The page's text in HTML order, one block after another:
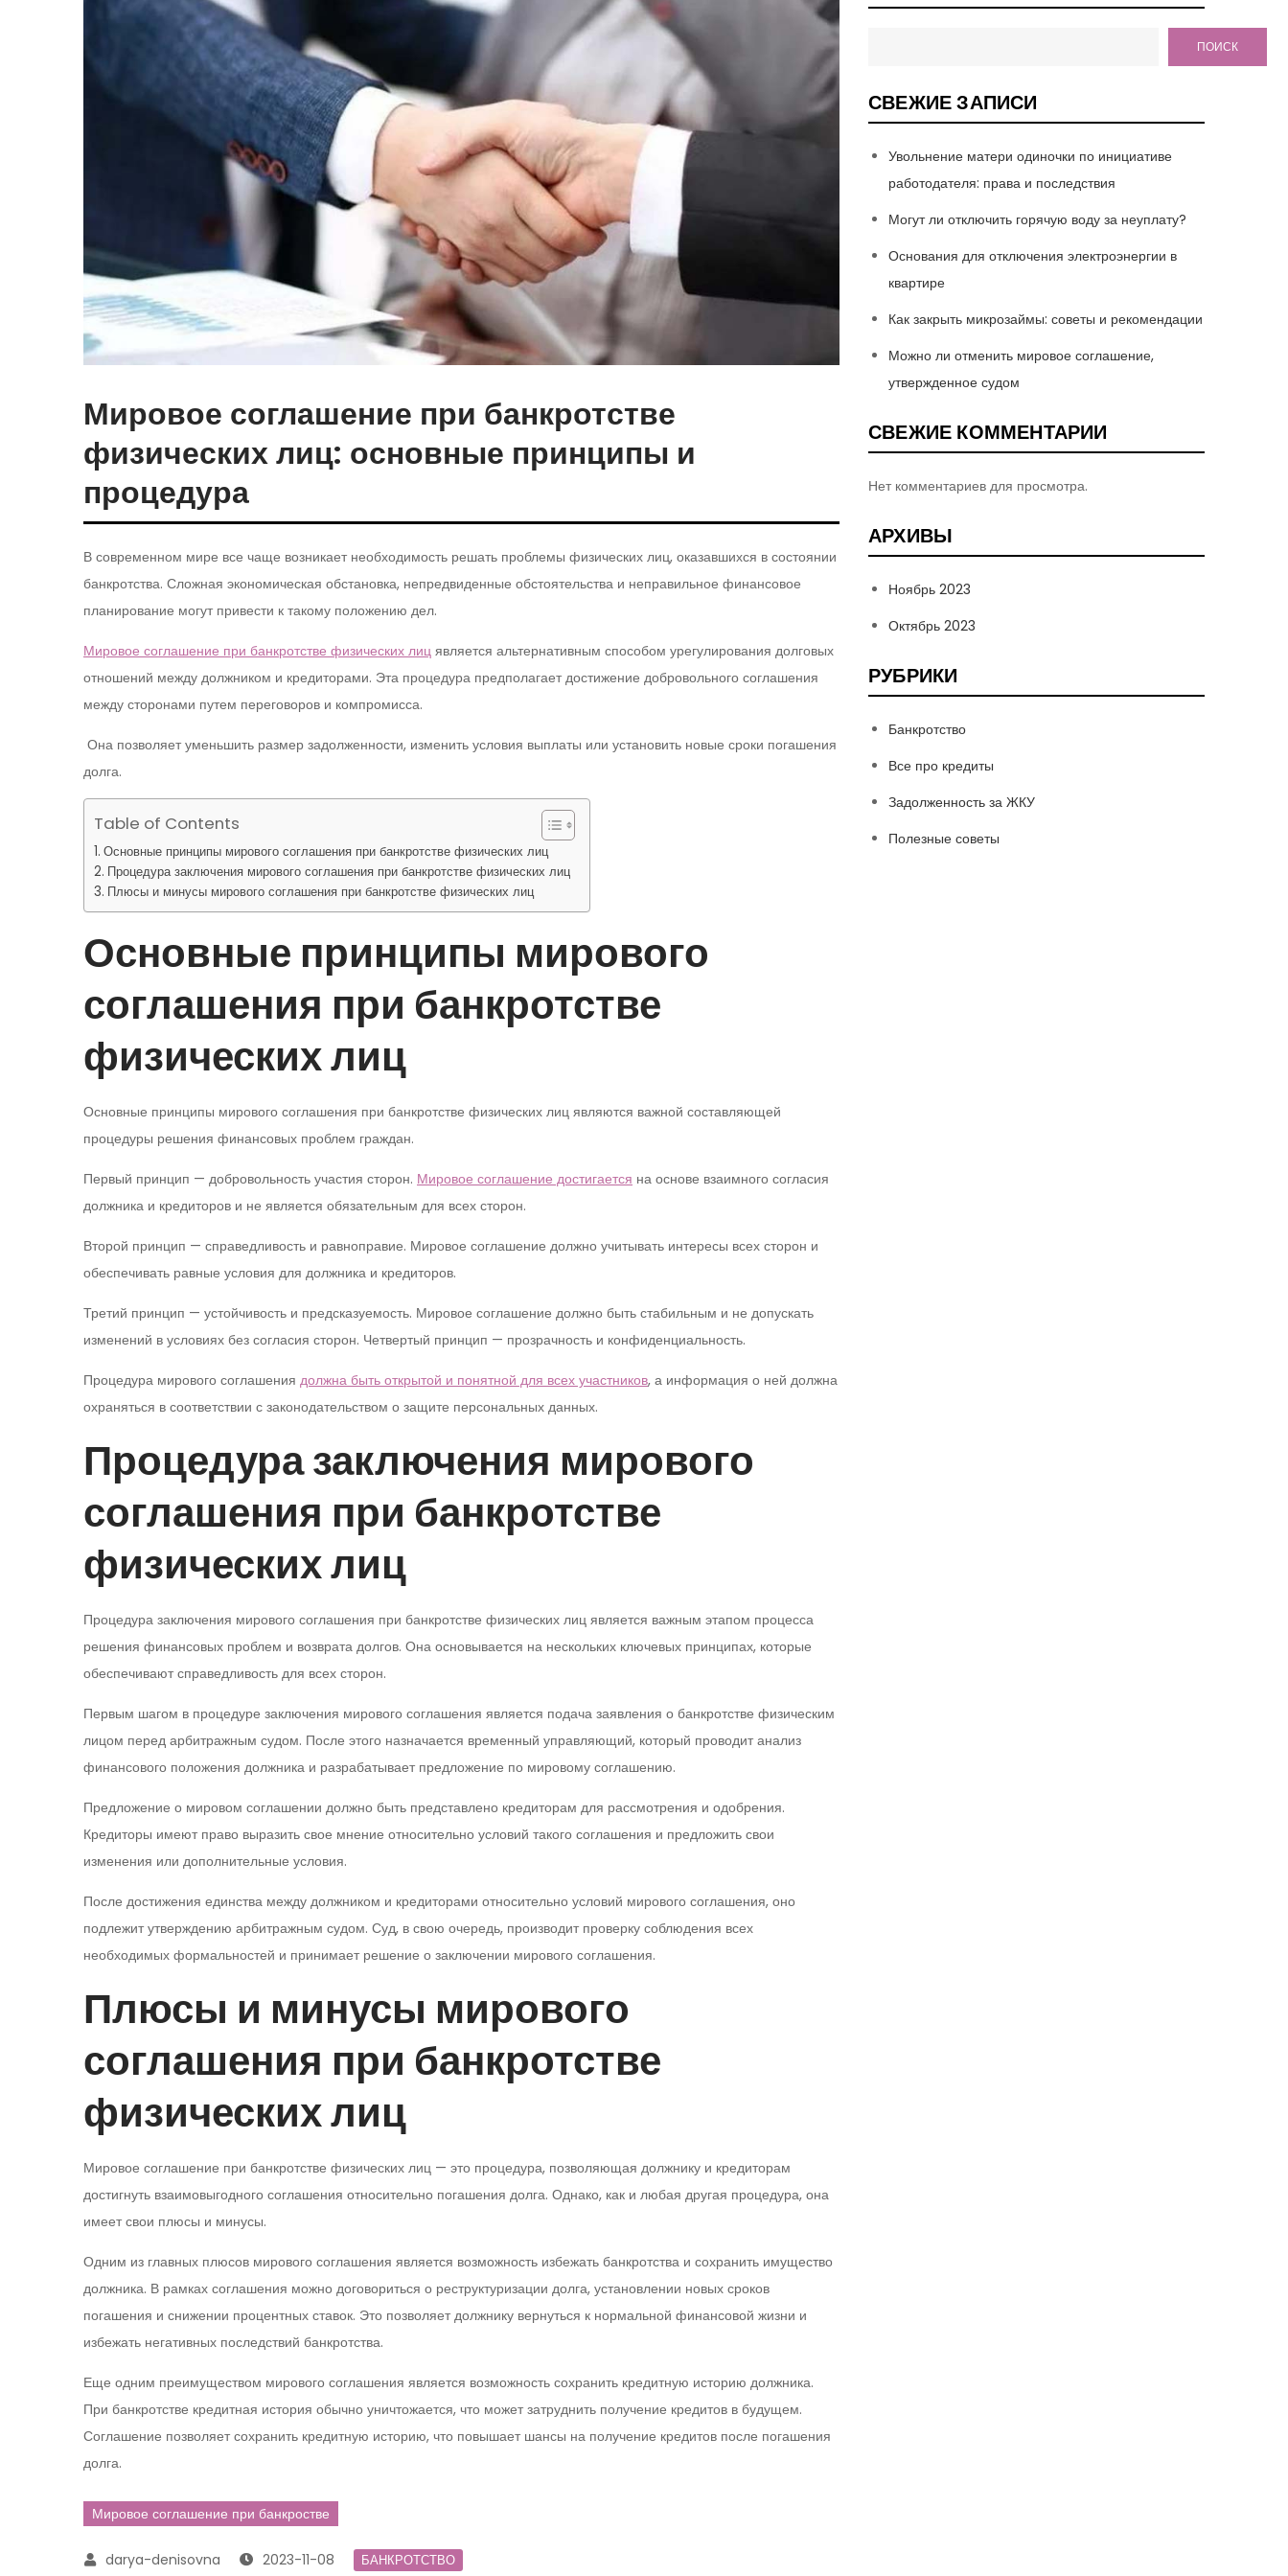
Мировое соглашение при банкротстве
физических лиц: основные принципы и
процедура
В современном мире все чаще возникает необходимость решать проблемы физических лиц, оказавшихся в состоянии
банкротства. Сложная экономическая обстановка, непредвиденные обстоятельства и неправильное финансовое
планирование могут привести к такому положению дел.
Мировое соглашение при банкротстве физических лиц является альтернативным способом урегулирования долговых
отношений между должником и кредиторами. Эта процедура предполагает достижение добровольного соглашения
между сторонами путем переговоров и компромисса.
Она позволяет уменьшить размер задолженности, изменить условия выплаты или установить новые сроки погашения
долга.
Table of Contents
Основные принципы мирового соглашения при банкротстве физических лиц
Процедура заключения мирового соглашения при банкротстве физических лиц
Плюсы и минусы мирового соглашения при банкротстве физических лиц
Основные принципы мирового
соглашения при банкротстве
физических лиц
Основные принципы мирового соглашения при банкротстве физических лиц являются важной составляющей
процедуры решения финансовых проблем граждан.
Первый принцип — добровольность участия сторон. Мировое соглашение достигается на основе взаимного согласия
должника и кредиторов и не является обязательным для всех сторон.
Второй принцип — справедливость и равноправие. Мировое соглашение должно учитывать интересы всех сторон и
обеспечивать равные условия для должника и кредиторов.
Третий принцип — устойчивость и предсказуемость. Мировое соглашение должно быть стабильным и не допускать
изменений в условиях без согласия сторон. Четвертый принцип — прозрачность и конфиденциальность.
Процедура мирового соглашения должна быть открытой и понятной для всех участников, а информация о ней должна
охраняться в соответствии с законодательством о защите персональных данных.
Процедура заключения мирового
соглашения при банкротстве
физических лиц
Процедура заключения мирового соглашения при банкротстве физических лиц является важным этапом процесса
решения финансовых проблем и возврата долгов. Она основывается на нескольких ключевых принципах, которые
обеспечивают справедливость для всех сторон.
Первым шагом в процедуре заключения мирового соглашения является подача заявления о банкротстве физическим
лицом перед арбитражным судом. После этого назначается временный управляющий, который проводит анализ
финансового положения должника и разрабатывает предложение по мировому соглашению.
Предложение о мировом соглашении должно быть представлено кредиторам для рассмотрения и одобрения.
Кредиторы имеют право выразить свое мнение относительно условий такого соглашения и предложить свои
изменения или дополнительные условия.
После достижения единства между должником и кредиторами относительно условий мирового соглашения, оно
подлежит утверждению арбитражным судом. Суд, в свою очередь, производит проверку соблюдения всех
необходимых формальностей и принимает решение о заключении мирового соглашения.
Плюсы и минусы мирового
соглашения при банкротстве
физических лиц
Мировое соглашение при банкротстве физических лиц — это процедура, позволяющая должнику и кредиторам
достигнуть взаимовыгодного соглашения относительно погашения долга. Однако, как и любая другая процедура, она
имеет свои плюсы и минусы.
Одним из главных плюсов мирового соглашения является возможность избежать банкротства и сохранить имущество
должника. В рамках соглашения можно договориться о реструктуризации долга, установлении новых сроков
погашения и снижении процентных ставок. Это позволяет должнику вернуться к нормальной финансовой жизни и
избежать негативных последствий банкротства.
Еще одним преимуществом мирового соглашения является возможность сохранить кредитную историю должника.
При банкротстве кредитная история обычно уничтожается, что может затруднить получение кредитов в будущем.
Соглашение позволяет сохранить кредитную историю, что повышает шансы на получение кредитов после погашения
долга.
Мировое соглашение при банкростве
2023-11-08 БАНКРОТСТВО
ПОИСК
СВЕЖИЕ ЗАПИСИ
Увольнение матери одиночки по инициативе
работодателя: права и последствия
Могут ли отключить горячую воду за неуплату?
Основания для отключения электроэнергии в
квартире
Как закрыть микрозаймы: советы и рекомендации
Можно ли отменить мировое соглашение,
утвержденное судом
СВЕЖИЕ КОММЕНТАРИИ
Нет комментариев для просмотра.
АРХИВЫ
Ноябрь 2023
Октябрь 2023
РУБРИКИ
Банкротство
Все про кредиты
Задолженность за ЖКУ
Полезные советы